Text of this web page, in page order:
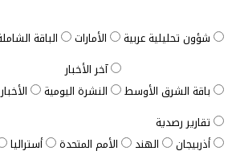
شؤون تحليلية عربية الأمارات الباقة
باقة الشرق الأوسط
آخر الأخبار
النشرة اليومية
تقارير رصدية
أذربيجان
الهند الأمم المتحدة أستراليا